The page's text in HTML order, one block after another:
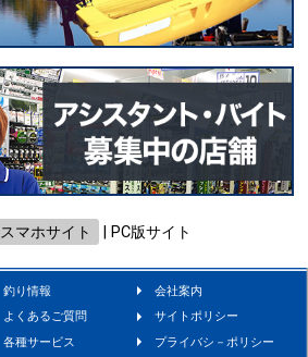
スマホサイト PC版サイト
釣り情報
会社案内
よくあるご質問
サイトポリシー
各種サービス プライバシ－ポリシー